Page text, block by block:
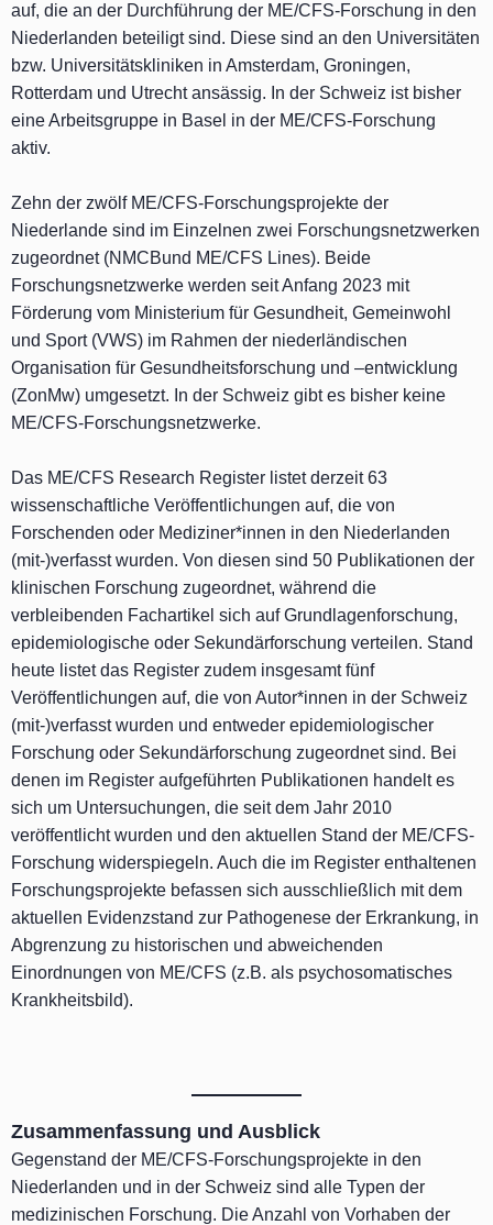
auf, die an der Durchführung der ME/CFS-Forschung in den
Niederlanden beteiligt sind. Diese sind an den Universitäten
bzw. Universitätskliniken in Amsterdam, Groningen,
Rotterdam und Utrecht ansässig. In der Schweiz ist bisher
eine Arbeitsgruppe in Basel in der ME/CFS-Forschung
aktiv.
Zehn der zwölf ME/CFS-Forschungsprojekte der
Niederlande sind im Einzelnen zwei Forschungsnetzwerken
zugeordnet (NMCBund ME/CFS Lines). Beide
Forschungsnetzwerke werden seit Anfang 2023 mit
Förderung vom Ministerium für Gesundheit, Gemeinwohl
und Sport (VWS) im Rahmen der niederländischen
Organisation für Gesundheitsforschung und –entwicklung
(ZonMw) umgesetzt. In der Schweiz gibt es bisher keine
ME/CFS-Forschungsnetzwerke.
Das ME/CFS Research Register listet derzeit 63
wissenschaftliche Veröffentlichungen auf, die von
Forschenden oder Mediziner*innen in den Niederlanden
(mit-)verfasst wurden. Von diesen sind 50 Publikationen der
klinischen Forschung zugeordnet, während die
verbleibenden Fachartikel sich auf Grundlagenforschung,
epidemiologische oder Sekundärforschung verteilen. Stand
heute listet das Register zudem insgesamt fünf
Veröffentlichungen auf, die von Autor*innen in der Schweiz
(mit-)verfasst wurden und entweder epidemiologischer
Forschung oder Sekundärforschung zugeordnet sind. Bei
denen im Register aufgeführten Publikationen handelt es
sich um Untersuchungen, die seit dem Jahr 2010
veröffentlicht wurden und den aktuellen Stand der ME/CFS-
Forschung widerspiegeln. Auch die im Register enthaltenen
Forschungsprojekte befassen sich ausschließlich mit dem
aktuellen Evidenzstand zur Pathogenese der Erkrankung, in
Abgrenzung zu historischen und abweichenden
Einordnungen von ME/CFS (z.B. als psychosomatisches
Krankheitsbild).
Zusammenfassung und Ausblick
Gegenstand der ME/CFS-Forschungsprojekte in den
Niederlanden und in der Schweiz sind alle Typen der
medizinischen Forschung. Die Anzahl von Vorhaben der